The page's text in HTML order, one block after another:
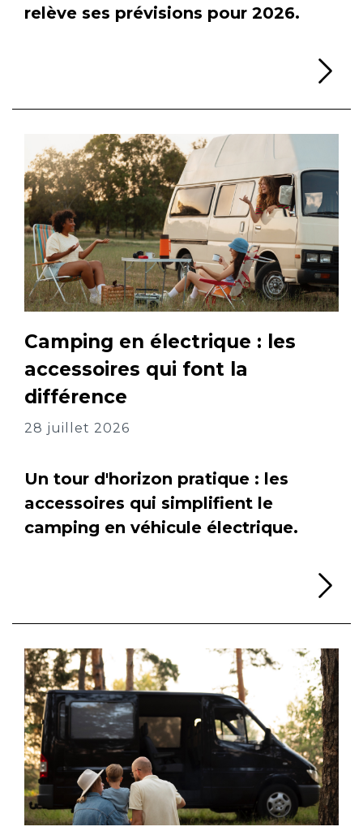
relève ses prévisions pour 2026.
Camping en électrique : les
accessoires qui font la
différence
28 juillet 2026
Un tour d'horizon pratique : les
accessoires qui simplifient le
camping en véhicule électrique.